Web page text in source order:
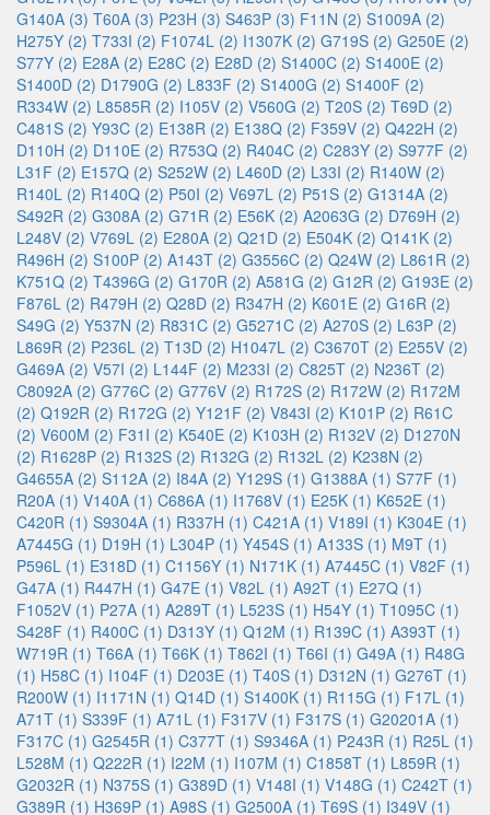
G140A (3) T60A (3) P23H (3) S463P (3) F11N (2) S1009A (2)
H275Y (2) T733I (2) F1074L (2) I1307K (2) G719S (2) G250E (2)
S77Y (2) E28A (2) E28C (2) E28D (2) S1400C (2) S1400E (2)
S1400D (2) D1790G (2) L833F (2) S1400G (2) S1400F (2)
R334W (2) L8585R (2) I105V (2) V560G (2) T20S (2) T69D (2)
C481S (2) Y93C (2) E138R (2) E138Q (2) F359V (2) Q422H (2)
D110H (2) D110E (2) R753Q (2) R404C (2) C283Y (2) S977F (2)
L31F (2) E157Q (2) S252W (2) L460D (2) L33I (2) R140W (2)
R140L (2) R140Q (2) P50I (2) V697L (2) P51S (2) G1314A (2)
S492R (2) G308A (2) G71R (2) E56K (2) A2063G (2) D769H (2)
L248V (2) V769L (2) E280A (2) Q21D (2) E504K (2) Q141K (2)
R496H (2) S100P (2) A143T (2) G3556C (2) Q24W (2) L861R (2)
K751Q (2) T4396G (2) G170R (2) A581G (2) G12R (2) G193E (2)
F876L (2) R479H (2) Q28D (2) R347H (2) K601E (2) G16R (2)
S49G (2) Y537N (2) R831C (2) G5271C (2) A270S (2) L63P (2)
L869R (2) P236L (2) T13D (2) H1047L (2) C3670T (2) E255V (2)
G469A (2) V57I (2) L144F (2) M233I (2) C825T (2) N236T (2)
C8092A (2) G776C (2) G776V (2) R172S (2) R172W (2) R172M
(2) Q192R (2) R172G (2) Y121F (2) V843I (2) K101P (2) R61C
(2) V600M (2) F31I (2) K540E (2) K103H (2) R132V (2) D1270N
(2) R1628P (2) R132S (2) R132G (2) R132L (2) K238N (2)
G4655A (2) S112A (2) I84A (2) Y129S (1) G1388A (1) S77F (1)
R20A (1) V140A (1) C686A (1) I1768V (1) E25K (1) K652E (1)
C420R (1) S9304A (1) R337H (1) C421A (1) V189I (1) K304E (1)
A7445G (1) D19H (1) L304P (1) Y454S (1) A133S (1) M9T (1)
P596L (1) E318D (1) C1156Y (1) N171K (1) A7445C (1) V82F (1)
G47A (1) R447H (1) G47E (1) V82L (1) A92T (1) E27Q (1)
F1052V (1) P27A (1) A289T (1) L523S (1) H54Y (1) T1095C (1)
S428F (1) R400C (1) D313Y (1) Q12M (1) R139C (1) A393T (1)
W719R (1) T66A (1) T66K (1) T862I (1) T66I (1) G49A (1) R48G
(1) H58C (1) I104F (1) D203E (1) T40S (1) D312N (1) G276T (1)
R200W (1) I1171N (1) Q14D (1) S1400K (1) R115G (1) F17L (1)
A71T (1) S339F (1) A71L (1) F317V (1) F317S (1) G20201A (1)
F317C (1) G2545R (1) C377T (1) S9346A (1) P243R (1) R25L (1)
L528M (1) Q222R (1) I22M (1) I107M (1) C1858T (1) L859R (1)
G2032R (1) N375S (1) G389D (1) V148I (1) V148G (1) C242T (1)
G389R (1) H369P (1) A98S (1) G2500A (1) T69S (1) I349V (1)